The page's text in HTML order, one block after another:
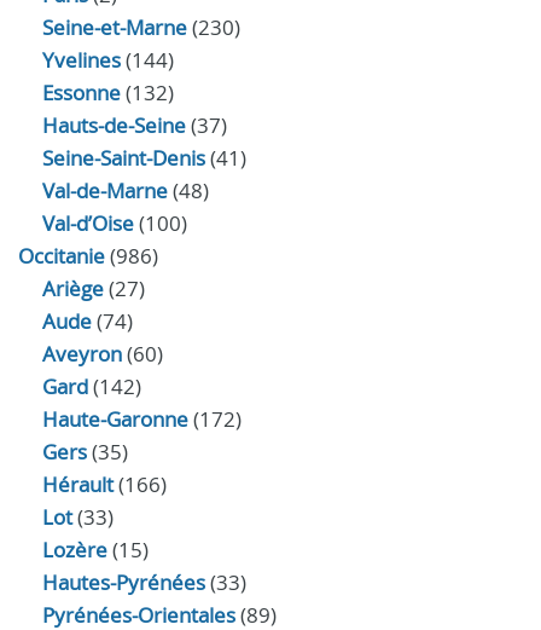
Seine-et-Marne(230)
Yvelines(144)
Essonne(132)
Hauts-de-Seine(37)
Seine-Saint-Denis(41)
Val-de-Marne(48)
Val-d’Oise(100)
Occitanie(986)
Ariège(27)
Aude(74)
Aveyron(60)
Gard(142)
Haute-Garonne(172)
Gers(35)
Hérault(166)
Lot(33)
Lozère(15)
Hautes-Pyrénées(33)
Pyrénées-Orientales(89)